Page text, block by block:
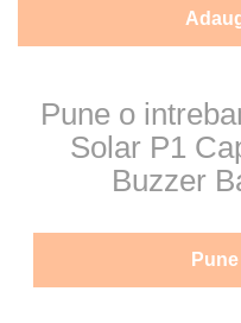
Pune o
Solar P1
Buzzer